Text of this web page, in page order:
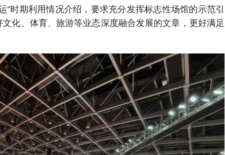
”时期利用情况介绍，要求充分发挥标志性场馆的示范引
化、体育、旅游等业态深度融合发展的文章，更好满足